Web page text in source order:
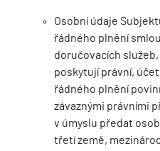
Osobní údaje
řádného plnění
doručovacích
poskytují právní,
řádného plnění
závaznými právními
v úmyslu předat
třetí země,